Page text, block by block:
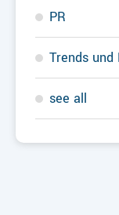
PR
Trends und
see all